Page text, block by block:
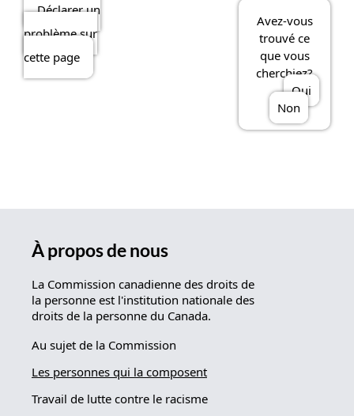
Déclarer un
problème sur
cette page
Avez-vous
trouvé ce
que vous
cherchiez?
Oui
Non
À propos de nous
La Commission canadienne des droits de
la personne est l'institution nationale des
droits de la personne du Canada.
Au sujet de la Commission
Les personnes qui la composent
Travail de lutte contre le racisme